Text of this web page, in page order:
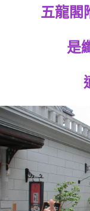
五龍閣
是